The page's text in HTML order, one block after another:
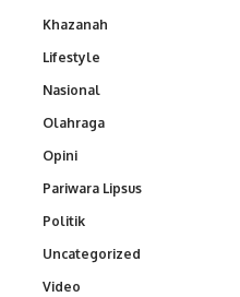
Khazanah
Lifestyle
Nasional
Olahraga
Opini
Pariwara Lipsus
Politik
Uncategorized
Video